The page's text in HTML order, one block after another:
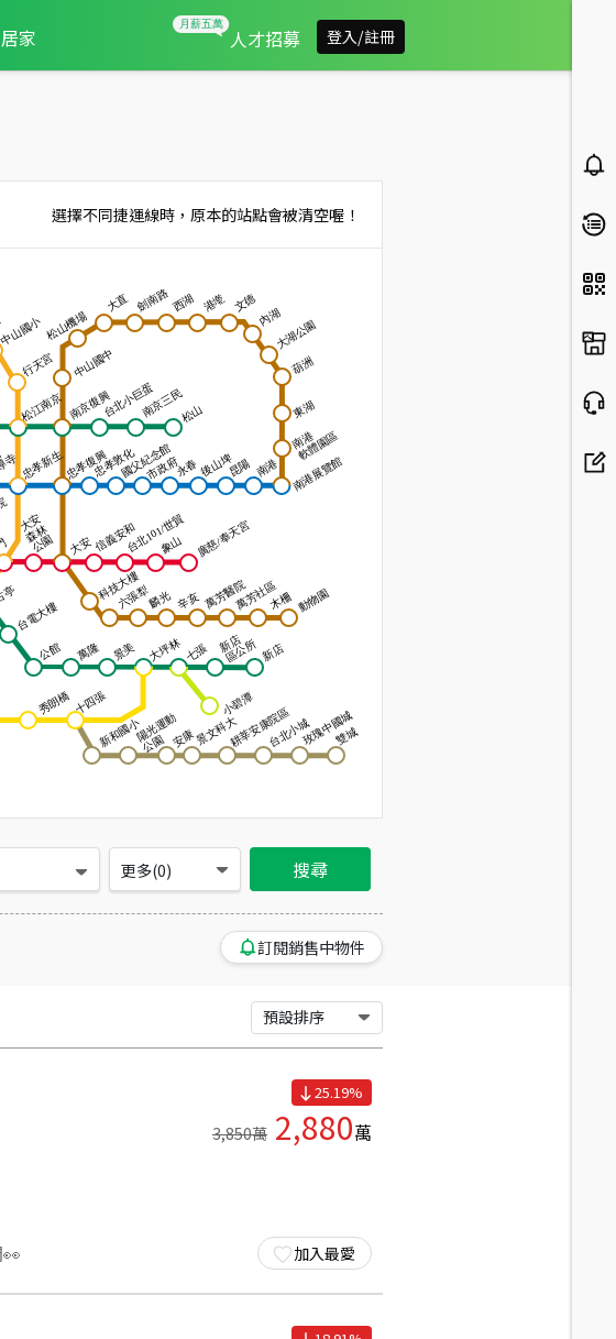
家 人才招募 登入/註冊
選擇不同捷運線時，原本的站點會被清空喔！
更多(0) 搜尋
訂閱銷售中物件
預設排序
25.19%
3,850萬 2,880萬
加入最愛